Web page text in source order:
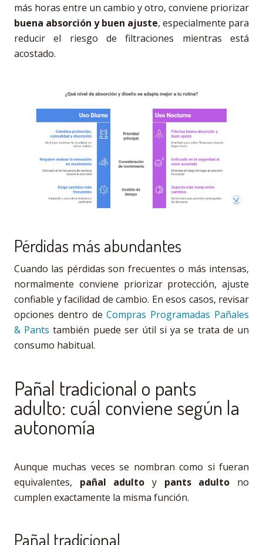
más horas entre un cambio y otro, conviene priorizar
buena absorción y buen ajuste, especialmente para
reducir el riesgo de filtraciones mientras está
acostado.
Pérdidas más abundantes
Cuando las pérdidas son frecuentes o más intensas,
normalmente conviene priorizar protección, ajuste
confiable y facilidad de cambio. En esos casos, revisar
opciones dentro deCompras Programadas Pañales
& Pants también puede ser útil si ya se trata de un
consumo habitual.
Pañal tradicional o pants
adulto: cuál conviene según la
autonomía
Aunque muchas veces se nombran como si fueran
equivalentes, pañal adulto y pants adulto no
cumplen exactamente la misma función.
Pañal tradicional